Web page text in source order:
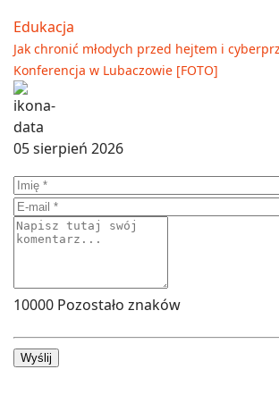
Edukacja
Jak chronić młodych przed hejtem i
Konferencja w Lubaczowie [FOTO]
05 sierpień 2026
10000 Pozostało znaków
Wyślij